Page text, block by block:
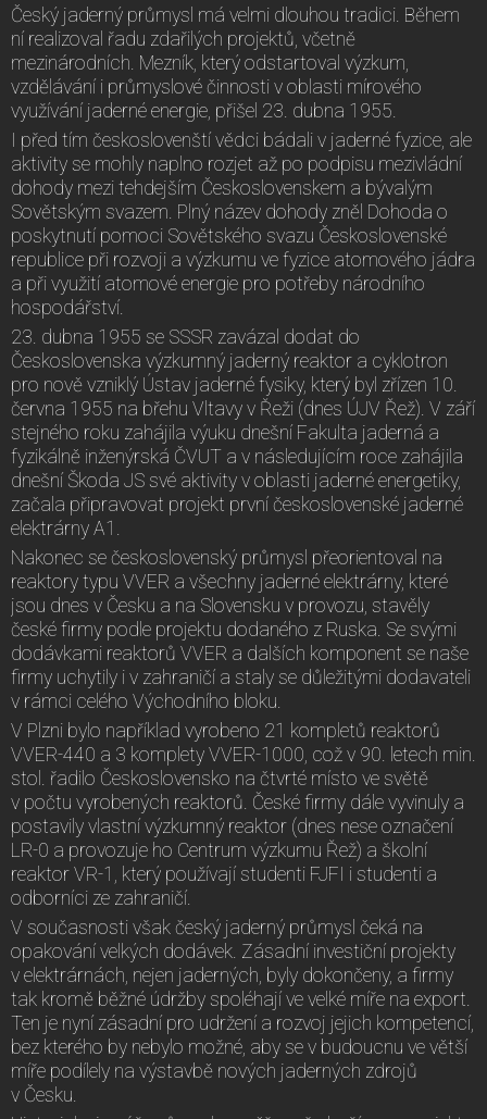
Český jaderný průmysl má velmi dlouhou tradici. Během
ní realizoval řadu zdařilých projektů, včetně
mezinárodních. Mezník, který odstartoval výzkum,
vzdělávání i průmyslové činnosti v oblasti mírového
využívání jaderné energie, přišel 23. dubna 1955.
I před tím českoslovenští vědci bádali v jaderné fyzice, ale
aktivity se mohly naplno rozjet až po podpisu mezivládní
dohody mezi tehdejším Československem a bývalým
Sovětským svazem. Plný název dohody zněl Dohoda o
poskytnutí pomoci Sovětského svazu Československé
republice při rozvoji a výzkumu ve fyzice atomového jádra
a při využití atomové energie pro potřeby národního
hospodářství.
23. dubna 1955 se SSSR zavázal dodat do
Československa výzkumný jaderný reaktor a cyklotron
pro nově vzniklý Ústav jaderné fysiky, který byl zřízen 10.
června 1955 na břehu Vltavy v Řeži (dnes ÚJV Řež). V září
stejného roku zahájila výuku dnešní Fakulta jaderná a
fyzikálně inženýrská ČVUT a v následujícím roce zahájila
dnešní Škoda JS své aktivity v oblasti jaderné energetiky,
začala připravovat projekt první československé jaderné
elektrárny A1.
Nakonec se československý průmysl přeorientoval na
reaktory typu VVER a všechny jaderné elektrárny, které
jsou dnes v Česku a na Slovensku v provozu, stavěly
české firmy podle projektu dodaného z Ruska. Se svými
dodávkami reaktorů VVER a dalších komponent se naše
firmy uchytily i v zahraničí a staly se důležitými dodavateli
v rámci celého Východního bloku.
V Plzni bylo například vyrobeno 21 kompletů reaktorů
VVER-440 a 3 komplety VVER-1000, což v 90. letech min.
stol. řadilo Československo na čtvrté místo ve světě
v počtu vyrobených reaktorů. České firmy dále vyvinuly a
postavily vlastní výzkumný reaktor (dnes nese označení
LR-0 a provozuje ho Centrum výzkumu Řež) a školní
reaktor VR-1, který používají studenti FJFI i studenti a
odborníci ze zahraničí.
V současnosti však český jaderný průmysl čeká na
opakování velkých dodávek. Zásadní investiční projekty
v elektrárnách, nejen jaderných, byly dokončeny, a firmy
tak kromě běžné údržby spoléhají ve velké míře na export.
Ten je nyní zásadní pro udržení a rozvoj jejich kompetencí,
bez kterého by nebylo možné, aby se v budoucnu ve větší
míře podílely na výstavbě nových jaderných zdrojů
v Česku.